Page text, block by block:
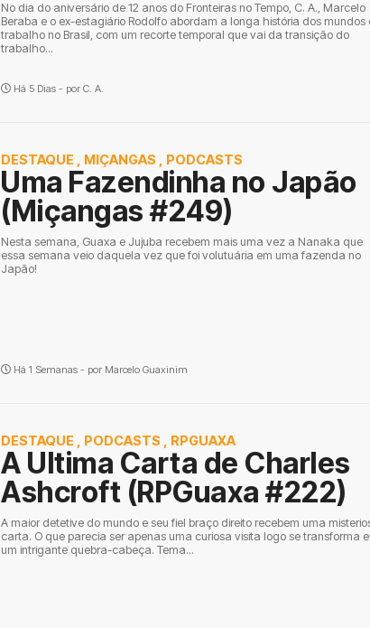
No dia do aniversário de 12 anos do Fronteiras no Tempo, C. A., Marcelo
Beraba e o ex-estagiário Rodolfo abordam a longa história dos mundos
trabalho no Brasil, com um recorte temporal que vai da transição do
trabalho...
Há 5 Dias - por C. A.
DESTAQUE MIÇANGAS PODCASTS
Uma Fazendinha no Japão
(Miçangas #249)
Nesta semana, Guaxa e Jujuba recebem mais uma vez a Nanaka que
essa semana veio daquela vez que foi volutuária em uma fazenda no
Japão!
Há 1 Semanas - por Marcelo Guaxinim
DESTAQUE PODCASTS RPGUAXA
A Ultima Carta de Charles
Ashcroft (RPGuaxa #222)
A maior detetive do mundo e seu fiel braço direito recebem uma
carta. O que parecia ser apenas uma curiosa visita logo se transforma
um intrigante quebra-cabeça. Tema...